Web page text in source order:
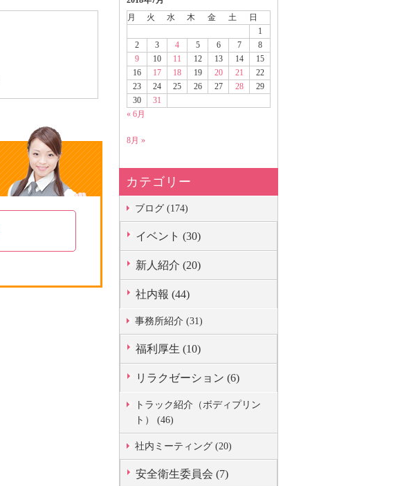
月
火 水 木 金 土
日
1
2
3 4 5 6 7
8
9
10 11 12 13 14
15
16
17 18 19 20 21
22
23
24 25 26 27 28
29
30
31
« 6月
8月 »
カテゴリー
ブログ (174)
イベント (30)
新人紹介 (20)
社内報 (44)
事務所紹介 (31)
福利厚生 (10)
リラクゼーション (6)
トラック紹介（ボディプリン
ト） (46)
社内ミーティング (20)
安全衛生委員会 (7)